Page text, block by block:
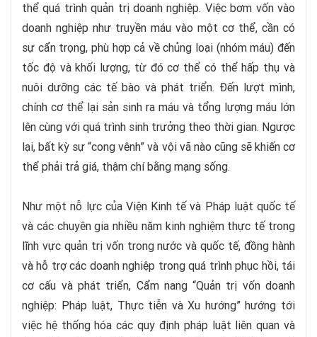
thể quá trình quản trị doanh nghiệp. Việc bơm vốn vào
doanh nghiệp như truyền máu vào một cơ thể, cần có
sự cẩn trọng, phù hợp cả về chủng loại (nhóm máu) đến
tốc độ và khối lượng, từ đó cơ thể có thể hấp thụ và
nuôi dưỡng các tế bào và phát triển. Đến lượt mình,
chính cơ thể lại sản sinh ra máu và tổng lượng máu lớn
lên cùng với quá trình sinh trưởng theo thời gian. Ngược
lại, bất kỳ sự “cong vênh” và vội vã nào cũng sẽ khiến cơ
thể phải trả giá, thậm chí bằng mạng sống.
Như một nỗ lực của Viện Kinh tế và Pháp luật quốc tế
và các chuyên gia nhiều năm kinh nghiệm thực tế trong
lĩnh vực quản trị vốn trong nước và quốc tế, đồng hành
và hỗ trợ các doanh nghiệp trong quá trình phục hồi, tái
cơ cấu và phát triển, Cẩm nang “Quản trị vốn doanh
nghiệp: Pháp luật, Thực tiễn và Xu hướng” hướng tới
việc hệ thống hóa các quy định pháp luật liên quan và